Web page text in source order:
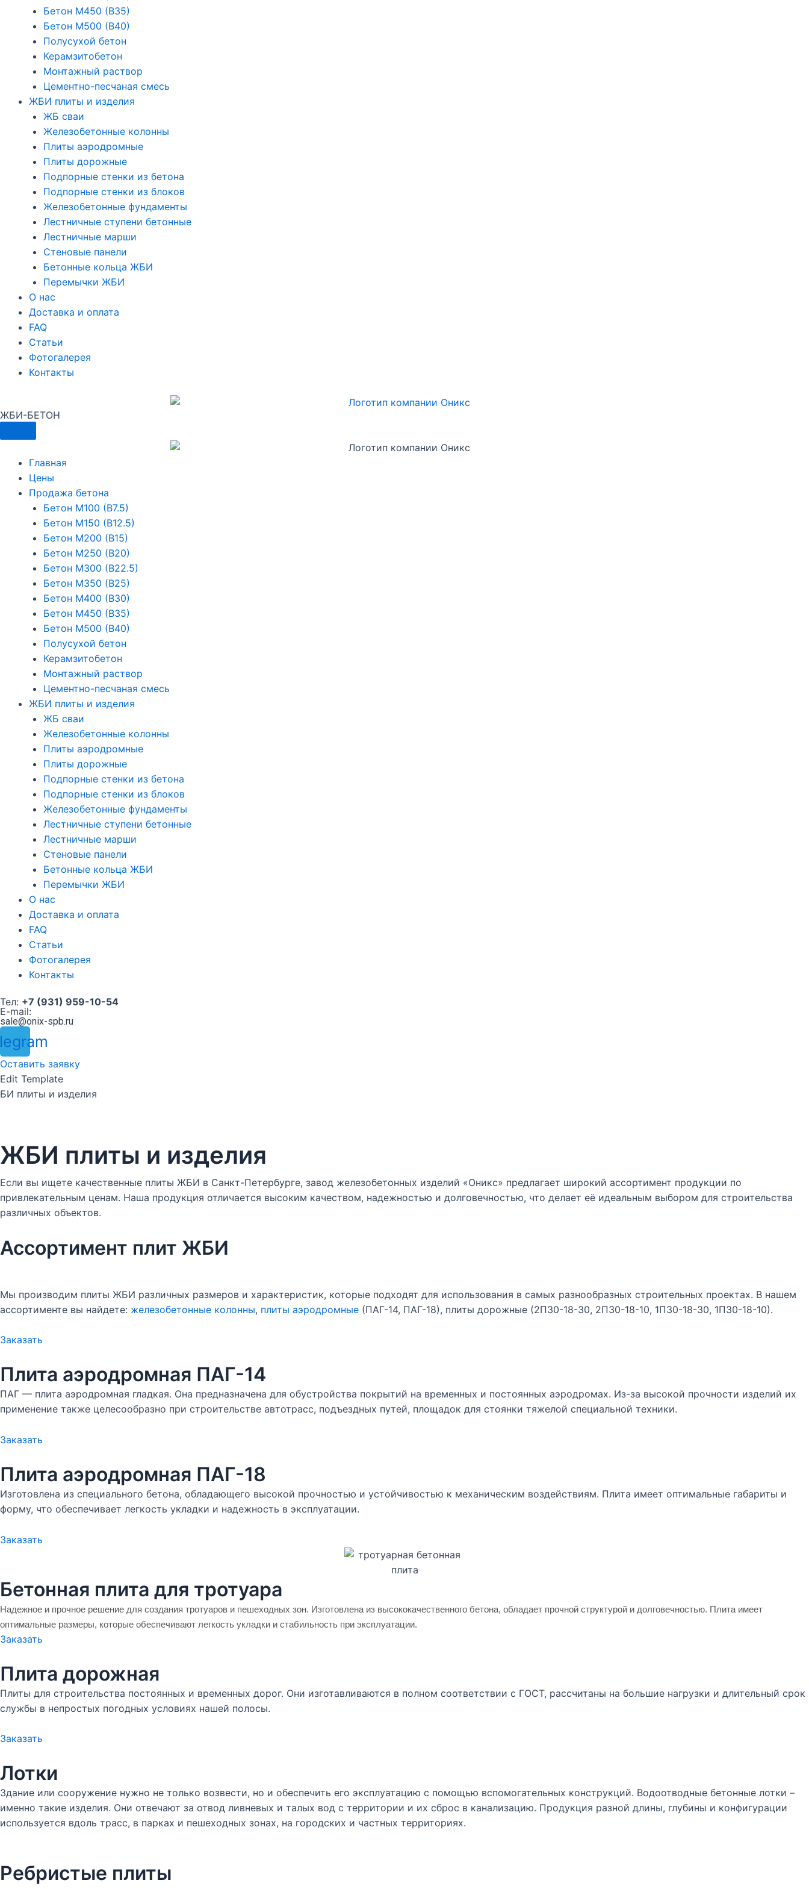
Бетон М450 (В35)
Бетон М500 (В40)
Полусухой бетон
Керамзитобетон
Монтажный раствор
Цементно-песчаная смесь
ЖБИ плиты и изделия
ЖБ сваи
Железобетонные колонны
Плиты аэродромные
Плиты дорожные
Подпорные стенки из бетона
Подпорные стенки из блоков
Железобетонные фундаменты
Лестничные ступени бетонные
Лестничные марши
Стеновые панели
Бетонные кольца ЖБИ
Перемычки ЖБИ
О нас
Доставка и оплата
FAQ
Статьи
Фотогалерея
Контакты
ЖБИ-БЕТОН
Меню
Главная
Цены
Продажа бетона
Бетон М100 (В7.5)
Бетон М150 (В12.5)
Бетон М200 (В15)
Бетон М250 (В20)
Бетон М300 (В22.5)
Бетон М350 (В25)
Бетон М400 (В30)
Бетон М450 (В35)
Бетон М500 (В40)
Полусухой бетон
Керамзитобетон
Монтажный раствор
Цементно-песчаная смесь
ЖБИ плиты и изделия
ЖБ сваи
Железобетонные колонны
Плиты аэродромные
Плиты дорожные
Подпорные стенки из бетона
Подпорные стенки из блоков
Железобетонные фундаменты
Лестничные ступени бетонные
Лестничные марши
Стеновые панели
Бетонные кольца ЖБИ
Перемычки ЖБИ
О нас
Доставка и оплата
FAQ
Статьи
Фотогалерея
Контакты
Тел: +7 (931) 959-10-54
E-mail:
sale@onix-spb.ru
Оставить заявку
Edit Template
плиты и изделия
ЖБИ плиты и изделия
Если вы ищете качественные плиты ЖБИ в Санкт-Петербурге, завод железобетонных изделий «Оникс» предлагает широкий ассортимент продукции по
привлекательным ценам. Наша продукция отличается высоким качеством, надежностью и долговечностью, что делает её идеальным выбором для строительства
различных объектов.
Ассортимент плит ЖБИ
Мы производим плиты ЖБИ различных размеров и характеристик, которые подходят для использования в самых разнообразных строительных проектах. В нашем
ассортименте вы найдете: железобетонные колонны, плиты аэродромные (ПАГ-14, ПАГ-18), плиты дорожные (2П30-18-30, 2П30-18-10, 1П30-18-30, 1П30-18-10).
Заказать
Плита аэродромная ПАГ-14
ПАГ — плита аэродромная гладкая. Она предназначена для обустройства покрытий на временных и постоянных аэродромах. Из-за высокой прочности изделий их
применение также целесообразно при строительстве автотрасс, подъездных путей, площадок для стоянки тяжелой специальной техники.
Заказать
Плита аэродромная ПАГ-18
Изготовлена из специального бетона, обладающего высокой прочностью и устойчивостью к механическим воздействиям. Плита имеет оптимальные габариты и
форму, что обеспечивает легкость укладки и надежность в эксплуатации.
Заказать
Бетонная плита для тротуара
Надежное и прочное решение для создания тротуаров и пешеходных зон. Изготовлена из высококачественного бетона, обладает прочной структурой и долговечностью. Плита имеет
оптимальные размеры, которые обеспечивают легкость укладки и стабильность при эксплуатации.
Заказать
Плита дорожная
Плиты для строительства постоянных и временных дорог. Они изготавливаются в полном соответствии с ГОСТ, рассчитаны на большие нагрузки и длительный срок
службы в непростых погодных условиях нашей полосы.
Заказать
Лотки
Здание или сооружение нужно не только возвести, но и обеспечить его эксплуатацию с помощью вспомогательных конструкций. Водоотводные бетонные лотки –
именно такие изделия. Они отвечают за отвод ливневых и талых вод с территории и их сброс в канализацию. Продукция разной длины, глубины и конфигурации
используется вдоль трасс, в парках и пешеходных зонах, на городских и частных территориях.
Ребристые плиты